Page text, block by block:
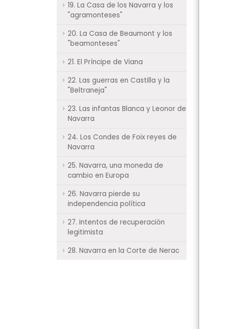
19. La Casa de los Navarra y los
"agramonteses"
20. La Casa de Beaumont y los
"beamonteses"
21. El Príncipe de Viana
22. Las guerras en Castilla y la
"Beltraneja"
23. Las infantas Blanca y Leonor de
Navarra
24. Los Condes de Foix reyes de
Navarra
25. Navarra, una moneda de
cambio en Europa
26. Navarra pierde su
independencia política
27. Intentos de recuperación
legitimista
28. Navarra en la Corte de Nerac